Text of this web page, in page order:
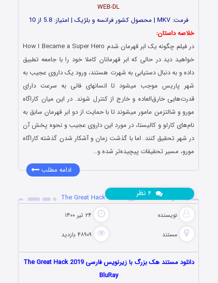
WEB-DL
فرمت: MKV | محصول کشور فرانسه و بلژیک | امتیاز: 5.8 از 10
خلاصه داستان:
در فیلم چگونه یک ابر قهرمان شدم How I Became a Super Hero
خواهید دید در حالی که ابر قهرمانان کاملا خود را با جامعه تطبیق
داده و به دنبال دستیابی به شهرت هستند، ورود یک داروی عجیب به
شهر پاریس موجب میشود تا انسانهای فانی به سرعت دارای
قدرت‌هایی خارق‌العاده و خارج از کنترل شوند. در این میان کاراگاه
مورو و شالتزمن مامور میشوند تا با حمایت از دو ابر قهرمان سابق به
نام‌های کارلو و کالیستا، در مورد این داروی عجیب و نحوه پخش آن
در شهر تحقیق کنند. اما با گذشت زمان و آشکار شدن گذشته کاراگاه
مورو، مسیر تحقیقات پیچیده‌تر شده و…
ادامه مطلب
دانلود مستند هک بزرگ The Great Hack 2019
نویسنده ۲۴ تیر ۱۴۰۰
مستند ۴۸۹۰۹ بازدید
نظر
دانلود مستند هک بزرگ با زیرنویس فارسی The Great Hack 2019
BluRay